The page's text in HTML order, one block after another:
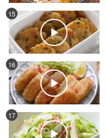
15
16
17